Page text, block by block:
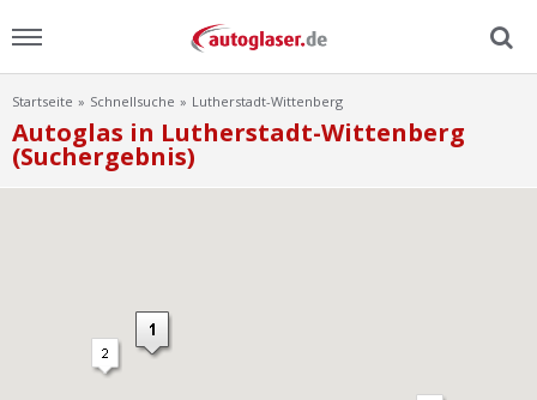
Menu
Home
Scheibensuche
Startseite Schnellsuche Lutherstadt-Wittenberg
Autoglas in Lutherstadt-Wittenberg
(Suchergebnis)